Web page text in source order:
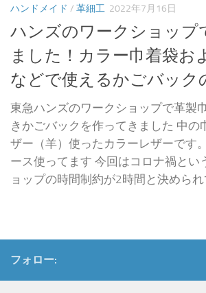
ハンドメイド / 革細工 2022年7月16日
ハンズのワークショップ
ました！カラー巾着袋お
などで使えるかごバック
東急ハンズのワークショップで革製
きかごバックを作ってきました 中の
ザー（羊）使ったカラーレザーです
ース使ってます 今回はコロナ禍とい
ョップの時間制約が2時間と決めら
フォロー: